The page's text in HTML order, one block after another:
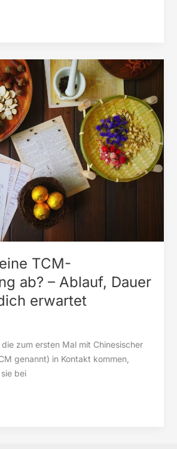
TCM-
ab? – Ablauf, Dauer
erwartet
zum ersten Mal mit Chinesischer
genannt) in Kontakt kommen,
bei